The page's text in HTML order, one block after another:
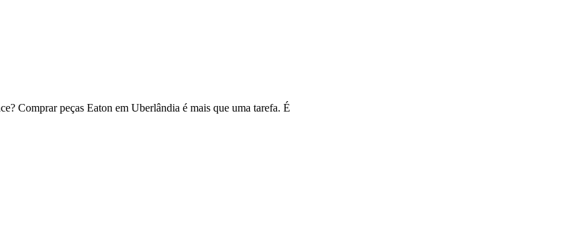
Comprar peças Eaton em Uberlândia é mais que uma tarefa. É